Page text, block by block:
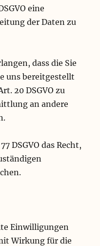
eine
der Daten zu
dass die Sie
uns bereitgestellt
20 DSGVO zu
an andere
DSGVO das Recht,
Einwilligungen
Wirkung für die